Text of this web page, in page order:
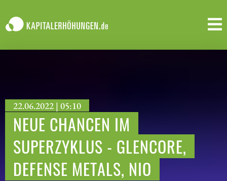
22.06.2022 | 05:10
NEUE CHANCEN IM
SUPERZYKLUS - GLENCORE,
DEFENSE METALS, NIO